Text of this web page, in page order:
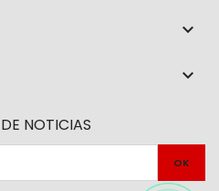


NOTICIAS